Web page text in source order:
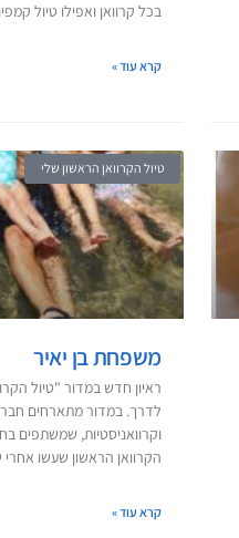
בכל קרוואן ואפילו טיול
קרא עוד »
טיול הקרוואן הראשון שלי
משפחת בן יאיר
ראיון חדש במדור "טיול
לדרך. במדור מתארחים
וקרוואניסטיות, שמשתפים
הקרוואן הראשון שעשו
קרא עוד »